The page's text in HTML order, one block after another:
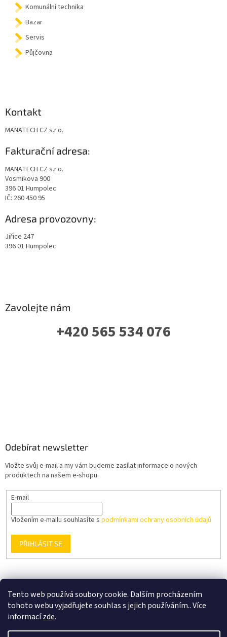
Tento web používá soubory cookie. Dalším procházením
tohoto webu vyjadřujete souhlas s jejich používáním.. Více
informacízde.
Komunální technika
Bazar
Servis
Půjčovna
Kontakt
MANATECH CZ s.r.o.
Fakturační adresa:
MANATECH CZ s.r.o.
Vosmikova 900
396 01 Humpolec
IČ: 260 450 95
Adresa provozovny:
Jiřice 247
396 01 Humpolec
Zavolejte nám
+420 565 534 076
Odebírat newsletter
Vložte svůj e-mail a my vám budeme zasílat informace o nových
produktech na našem e-shopu.
E-mail
Vložením e-mailu souhlasíte s podmínkami ochrany osobních údajů
PŘIHLÁSIT SE
Vytvořil Shoptet